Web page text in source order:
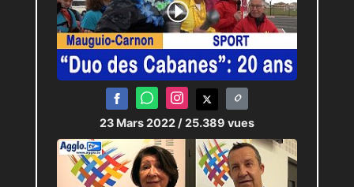
23 Mars 2022 / 25.389 vues